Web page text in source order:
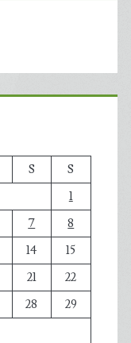
S
S
1
7
8
14
15
21
22
28
29